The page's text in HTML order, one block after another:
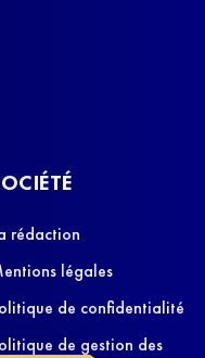
rédaction
légales
de confidentialité
de gestion des